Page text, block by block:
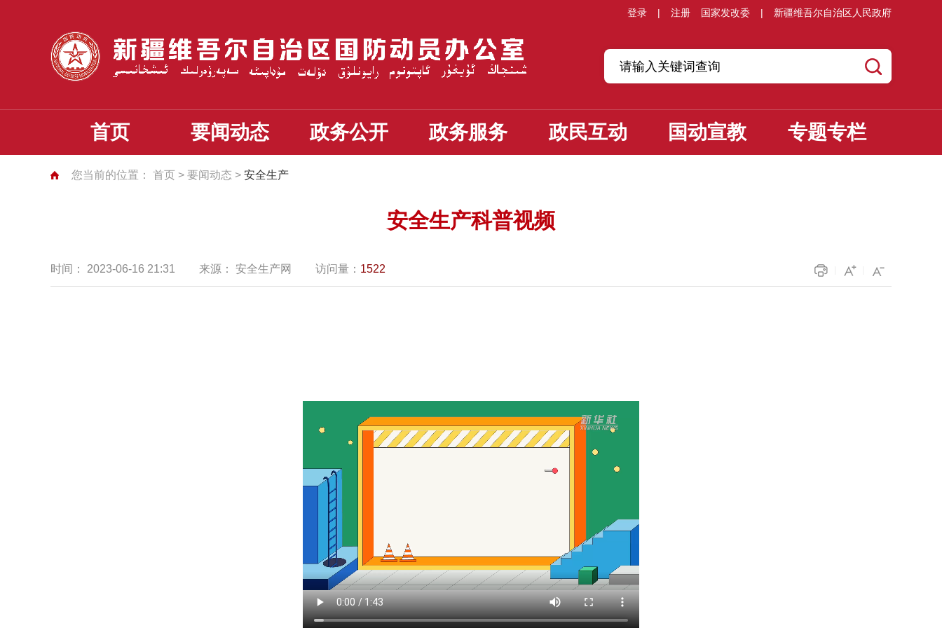
登录 | 注册 国家发改委 | 新疆维吾尔自治区人民政府
首页 要闻动态 政务公开 政务服务 政民互动 国动宣教 专题专栏
您当前的位置： 首页 > 要闻动态 > 安全生产
安全生产科普视频
时间： 2023-06-16 21:31 来源： 安全生产网 访问量： 1522